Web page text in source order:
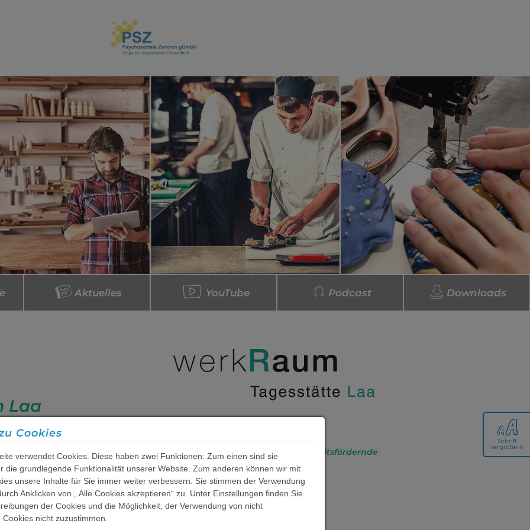
Aktuelles YouTube Podcast Downloads
Laa
Plätze für 21 Teilnehmer*innen
erfolgt über Antrag beim
Fertigkeiten und sozialer
Zusätzliche Aktivitäten und gesundheitsfördernde
Angebote:
Fachbetreuung
Kognitive Gruppen
Traumapädagogische Gruppen
Schrift
vergrößern
Cookies
verwendet Cookies. Diese haben zwei Funktionen: Zum einen sind sie
die grundlegende Funktionalität unserer Website. Zum anderen können wir mit
unsere Inhalte für Sie immer weiter verbessern. Sie stimmen der Verwendung
Anklicken von „ Alle Cookies akzeptieren“ zu. Unter Einstellungen finden Sie
der Cookies und die Möglichkeit, der Verwendung von nicht
nicht zuzustimmen.